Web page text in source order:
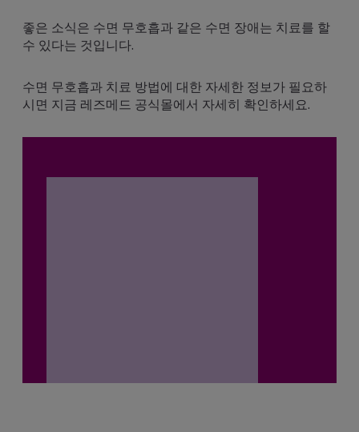
좋은 소식은 수면 무호흡과 같은 수면 장애는 치료를 할
수 있다는 것입니다.
수면 무호흡과 치료 방법에 대한 자세한 정보가 필요하
시면 지금 레즈메드 공식몰에서 자세히 확인하세요.